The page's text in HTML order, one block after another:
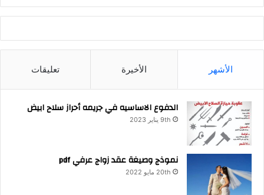
الأشهر الأخيرة تعليقات
الدفوع الاساسيه في جريمه أحراز سلاح ابيض
9th يناير 2023
نموذج وصيغة عقد زواج عرفي pdf
20th مايو 2022